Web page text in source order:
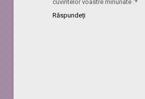
cuvintelor voastre minunate :*
Răspundeți